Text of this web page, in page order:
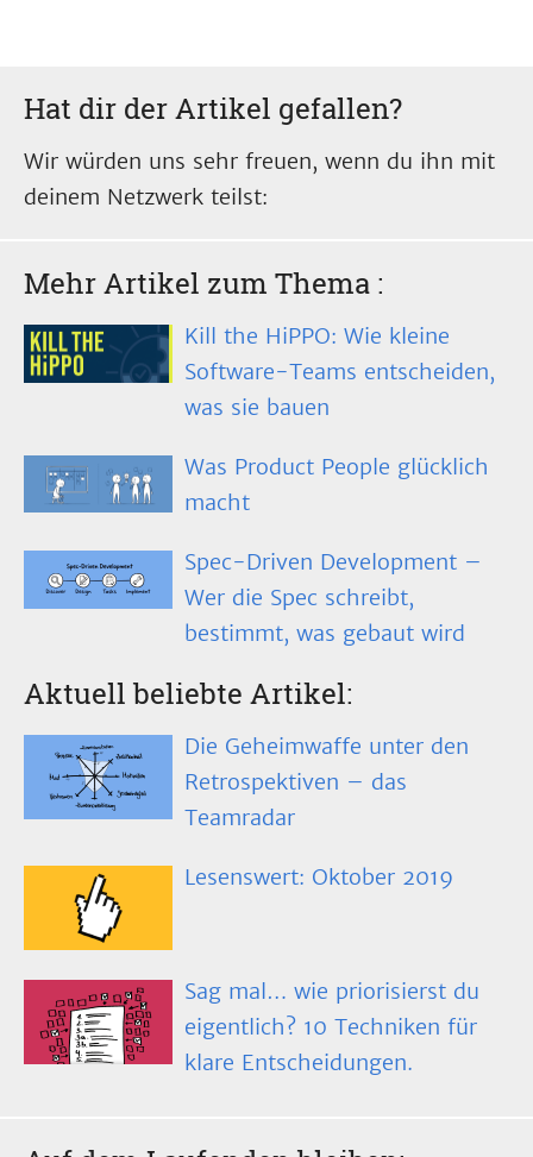
Hat dir der Artikel gefallen?
Wir würden uns sehr freuen, wenn du ihn mit
deinem Netzwerk teilst:
Mehr Artikel zum Thema :
Kill the HiPPO: Wie kleine
Software-Teams entscheiden,
was sie bauen
Was Product People glücklich
macht
Spec-Driven Development –
Wer die Spec schreibt,
bestimmt, was gebaut wird
Aktuell beliebte Artikel:
Die Geheimwaffe unter den
Retrospektiven – das
Teamradar
Lesenswert: Oktober 2019
Sag mal… wie priorisierst du
eigentlich? 10 Techniken für
klare Entscheidungen.